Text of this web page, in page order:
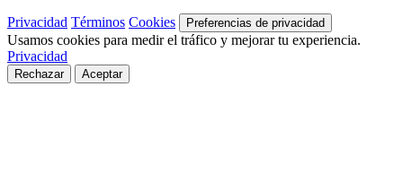
Privacidad Términos Cookies Preferencias de privacidad
Usamos cookies para medir el tráfico y mejorar tu experiencia.
Privacidad
Rechazar Aceptar